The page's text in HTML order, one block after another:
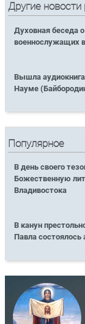
Другие новости
Духовная беседа
военнослужащих
Вышла аудиокнига
Науме
Популярное
В день своего
Божественную
Владивостока
В канун
Павла состоялось